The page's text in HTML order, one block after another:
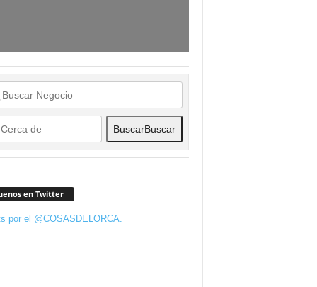
BuscarBuscar
en Twitter
por el @COSASDELORCA.